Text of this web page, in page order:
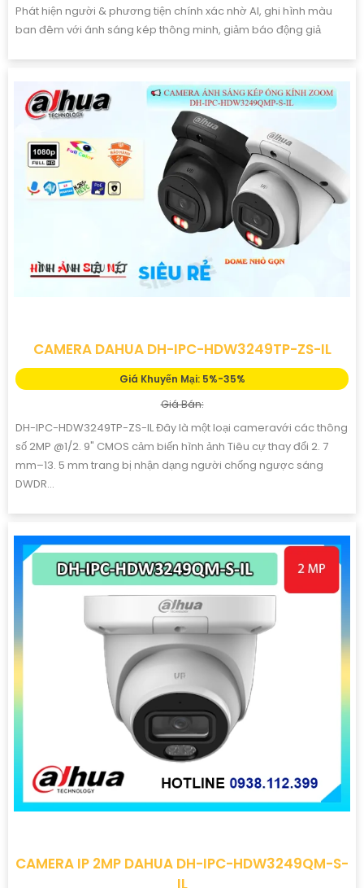
Phát hiện người & phương tiện chính xác nhờ AI, ghi hình màu
ban đêm với ánh sáng kép thông minh, giảm báo động giả
CAMERA DAHUA DH-IPC-HDW3249TP-ZS-IL
Giá Khuyến Mại: 5%-35%
Giá Bán:
DH-IPC-HDW3249TP-ZS-IL Đây là một loại cameravới các thông
số 2MP @1/2. 9" CMOS cảm biến hình ảnh Tiêu cự thay đổi 2. 7
mm–13. 5 mm trang bị nhận dạng người chống ngược sáng
DWDR...
CAMERA IP 2MP DAHUA DH-IPC-HDW3249QM-S-
IL